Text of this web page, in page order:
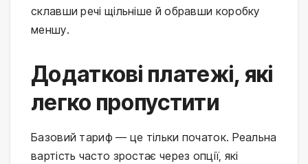
склавши речі щільніше й обравши коробку
меншу.
Додаткові платежі, які
легко пропустити
Базовий тариф — це тільки початок. Реальна
вартість часто зростає через опції, які